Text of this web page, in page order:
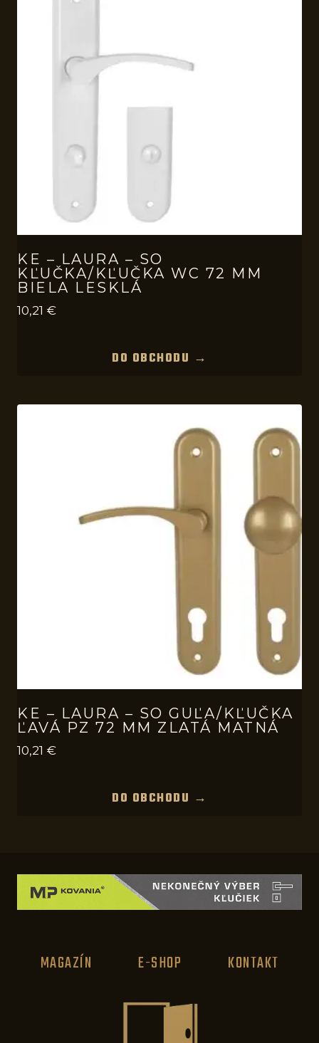
KE – LAURA – SO
KĽUČKA/KĽUČKA WC 72 MM
BIELA LESKLÁ
10,21 €
DO OBCHODU →
KE – LAURA – SO GUĽA/KĽUČKA
ĽAVÁ PZ 72 MM ZLATÁ MATNÁ
10,21 €
DO OBCHODU →
MAGAZÍN E-SHOP KONTAKT